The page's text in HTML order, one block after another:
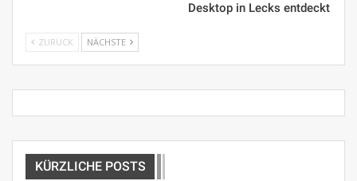
Desktop in Lecks entdeckt
ZURÜCK NÄCHSTE
KÜRZLICHE POSTS